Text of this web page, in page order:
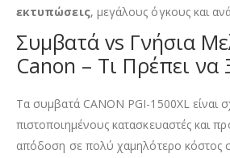
εκτυπώσεις, μεγάλους όγκους και
Συμβατά vs Γνήσια
Canon – Τι Πρέπει να
Τα συμβατά CANON PGI-1500XL είναι
πιστοποιημένους κατασκευαστές και
απόδοση σε πολύ χαμηλότερο κόστος